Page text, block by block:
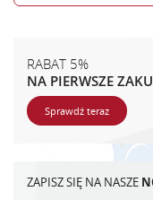
RABAT 5%
NA PIERWSZE
Sprawdź teraz
ZAPISZ SIĘ NA NASZE